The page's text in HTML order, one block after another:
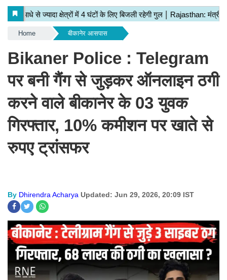
Home बीकानेर आसपास
Bikaner Police : Telegram
पर बनी गैंग से जुड़कर ऑनलाइन ठगी
करने वाले बीकानेर के 03 युवक
गिरफ्तार, 10% कमीशन पर खाते से
रुपए ट्रांसफर
By Dhirendra Acharya Updated: Jun 29, 2026, 20:09 IST